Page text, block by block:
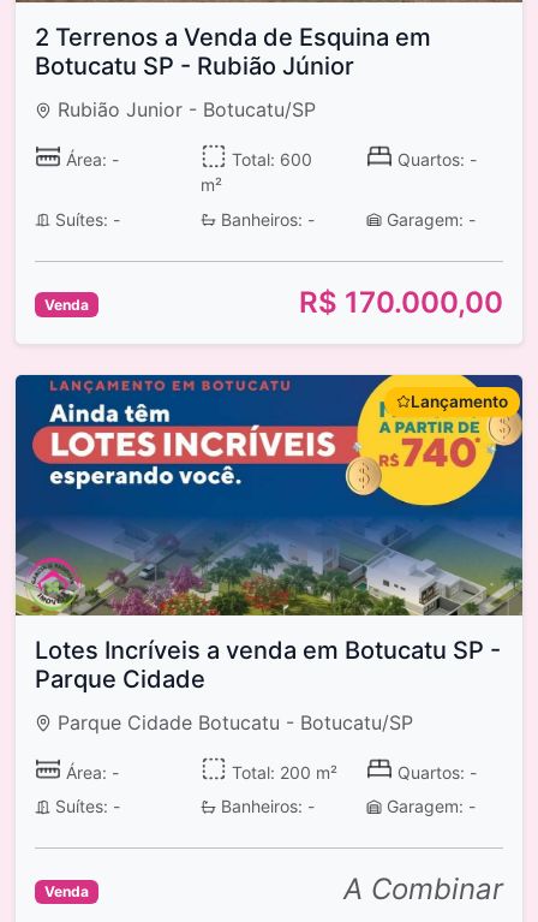
2 Terrenos a Venda de Esquina em
Botucatu SP - Rubião Júnior
Rubião Junior - Botucatu/SP
Área: -
Total: 600
m²
Quartos: -
Suítes: - Banheiros: - Garagem: -
Venda R$ 170.000,00
Lançamento
Lotes Incríveis a venda em Botucatu SP -
Parque Cidade
Parque Cidade Botucatu - Botucatu/SP
Área: - Total: 200 m²
Quartos: -
Suítes: -
Banheiros: - Garagem: -
Venda A Combinar